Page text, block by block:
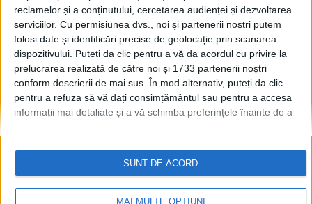
reclamelor și a conținutului, cercetarea audienței și dezvoltarea
serviciilor. Cu permisiunea dvs., noi și partenerii noștri putem
folosi date și identificări precise de geolocație prin scanarea
dispozitivului. Puteți da clic pentru a vă da acordul cu privire la
prelucrarea realizată de către noi și 1733 partenerii noștri
conform descrierii de mai sus. În mod alternativ, puteți da clic
pentru a refuza să vă dați consimțământul sau pentru a accesa
informații mai detaliate și a vă schimba preferințele înainte de a
retrageți consimțământul în orice moment, revenind la acest site
MAI MULTE OPȚIUNI
SUNT DE ACORD
© 2020 Radio TOP Suceava 104 FM